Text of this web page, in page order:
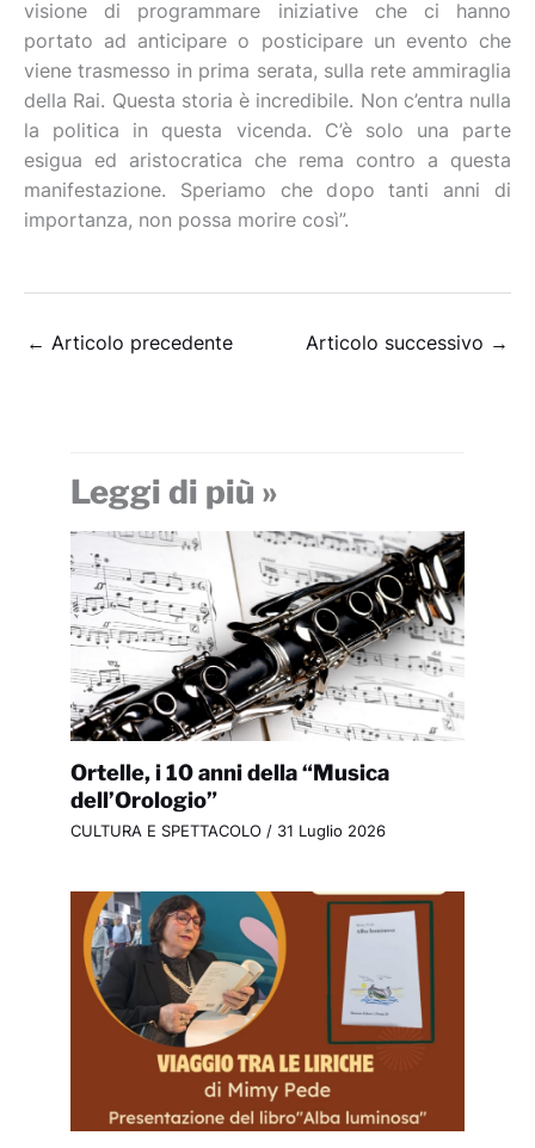
visione di programmare iniziative che ci hanno
portato ad anticipare o posticipare un evento che
viene trasmesso in prima serata, sulla rete ammiraglia
della Rai. Questa storia è incredibile. Non c’entra nulla
la politica in questa vicenda. C’è solo una parte
esigua ed aristocratica che rema contro a questa
manifestazione. Speriamo che dopo tanti anni di
importanza, non possa morire così”.
← Articolo precedente Articolo successivo →
Leggi di più »
Ortelle, i 10 anni della “Musica
dell’Orologio”
CULTURA E SPETTACOLO / 31 Luglio 2026